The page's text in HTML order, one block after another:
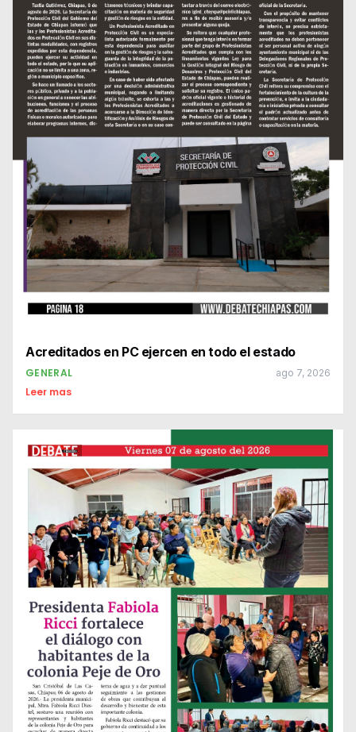
Acreditados en PC ejercen en todo el estado
GENERAL ago 7, 2026
Leer mas